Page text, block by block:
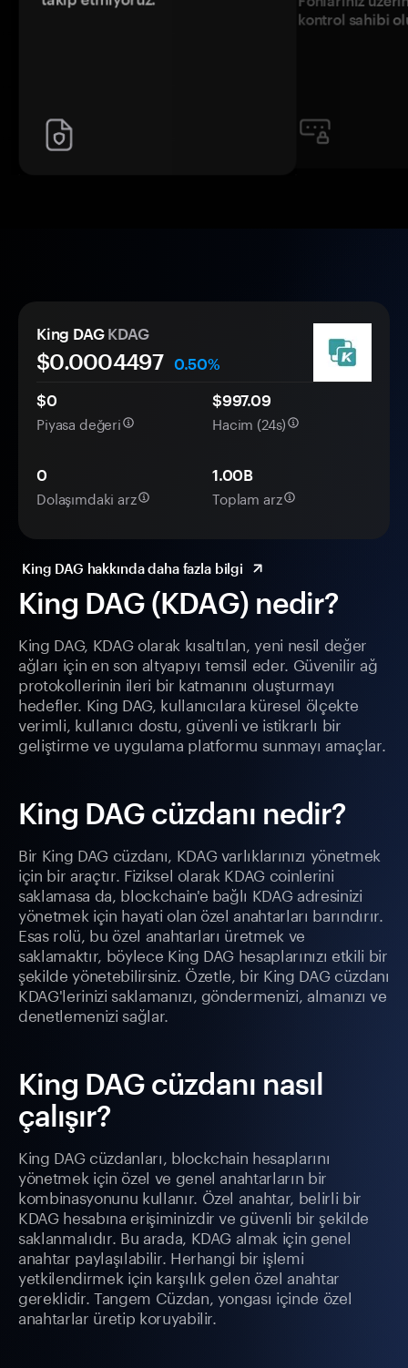
kontrol sahibi
King DAG (KDAG) nedir?
King DAG, KDAG olarak kısaltılan, yeni nesil değer
ağları için en son altyapıyı temsil eder. Güvenilir ağ
protokollerinin ileri bir katmanını oluşturmayı
hedefler. King DAG, kullanıcılara küresel ölçekte
verimli, kullanıcı dostu, güvenli ve istikrarlı bir
geliştirme ve uygulama platformu sunmayı amaçlar.
King DAG cüzdanı nedir?
Bir King DAG cüzdanı, KDAG varlıklarınızı yönetmek
için bir araçtır. Fiziksel olarak KDAG coinlerini
saklamasa da, blockchain'e bağlı KDAG adresinizi
yönetmek için hayati olan özel anahtarları barındırır.
Esas rolü, bu özel anahtarları üretmek ve
saklamaktır, böylece King DAG hesaplarınızı etkili bir
şekilde yönetebilirsiniz. Özetle, bir King DAG cüzdanı
KDAG'lerinizi saklamanızı, göndermenizi, almanızı ve
denetlemenizi sağlar.
King DAG cüzdanı nasıl
çalışır?
King DAG cüzdanları, blockchain hesaplarını
yönetmek için özel ve genel anahtarların bir
kombinasyonunu kullanır. Özel anahtar, belirli bir
KDAG hesabına erişiminizdir ve güvenli bir şekilde
saklanmalıdır. Bu arada, KDAG almak için genel
anahtar paylaşılabilir. Herhangi bir işlemi
yetkilendirmek için karşılık gelen özel anahtar
gereklidir. Tangem Cüzdan, yongası içinde özel
anahtarlar üretip koruyabilir.
King DAG KDAG
$0.0004497
0.50%
$0
Piyasa değeri
$997.09
Hacim (24s)
0
Dolaşımdaki arz
1.00B
Toplam arz
King DAG hakkında daha fazla bilgi